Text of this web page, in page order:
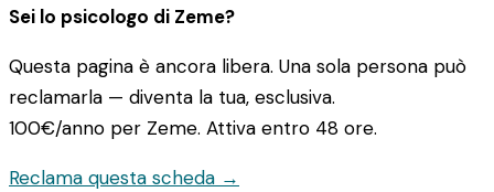
Sei lo psicologo di Zeme?
Questa pagina è ancora libera. Una sola persona può
reclamarla — diventa la tua, esclusiva.
100€/anno per Zeme. Attiva entro 48 ore.
Reclama questa scheda →